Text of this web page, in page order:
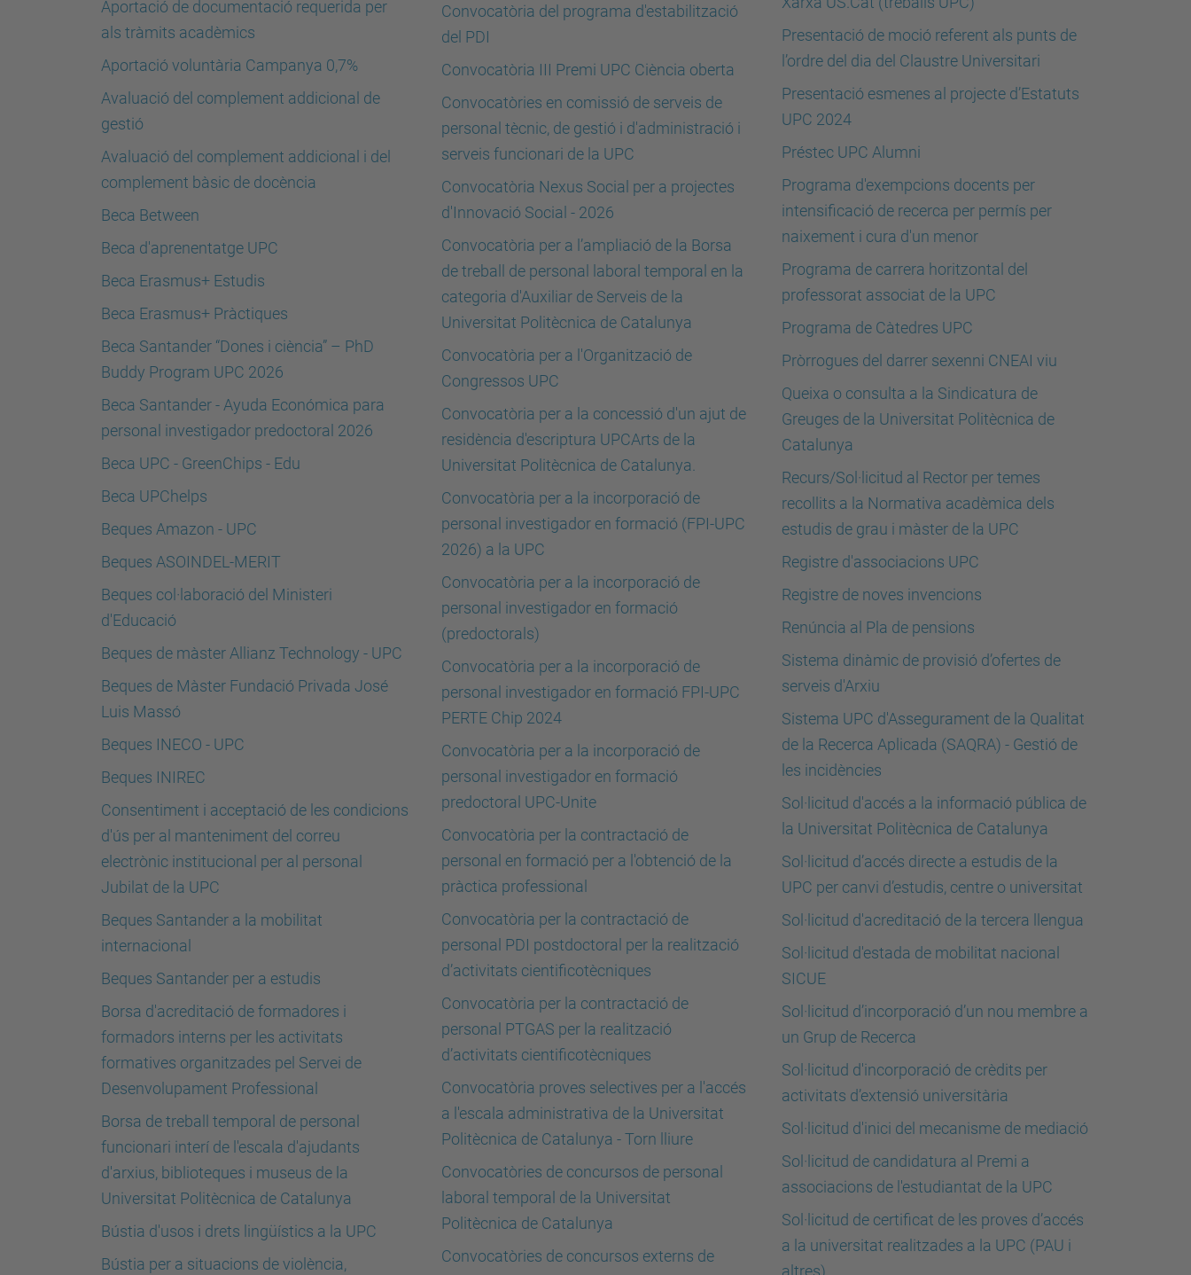
Aportació de documentació requerida per
als tràmits acadèmics
Aportació voluntària Campanya 0,7%
Avaluació del complement addicional de
gestió
Avaluació del complement addicional i del
complement bàsic de docència
Beca Between
Beca d'aprenentatge UPC
Beca Erasmus+ Estudis
Beca Erasmus+ Pràctiques
Beca Santander “Dones i ciència” – PhD
Buddy Program UPC 2026
Beca Santander - Ayuda Económica para
personal investigador predoctoral 2026
Beca UPC - GreenChips - Edu
Beca UPChelps
Beques Amazon - UPC
Beques ASOINDEL-MERIT
Beques col·laboració del Ministeri
d'Educació
Beques de màster Allianz Technology - UPC
Beques de Màster Fundació Privada José
Luis Massó
Beques INECO - UPC
Beques INIREC
Consentiment i acceptació de les condicions
d'ús per al manteniment del correu
electrònic institucional per al personal
Jubilat de la UPC
Beques Santander a la mobilitat
internacional
Beques Santander per a estudis
Borsa d'acreditació de formadores i
formadors interns per les activitats
formatives organitzades pel Servei de
Desenvolupament Professional
Borsa de treball temporal de personal
funcionari interí de l'escala d'ajudants
d'arxius, biblioteques i museus de la
Universitat Politècnica de Catalunya
Bústia d'usos i drets lingüístics a la UPC
Bústia per a situacions de violència,
Convocatòria del programa d'estabilització
del PDI
Convocatòria III Premi UPC Ciència oberta
Convocatòries en comissió de serveis de
personal tècnic, de gestió i d'administració i
serveis funcionari de la UPC
Convocatòria Nexus Social per a projectes
d'Innovació Social - 2026
Convocatòria per a l’ampliació de la Borsa
de treball de personal laboral temporal en la
categoria d'Auxiliar de Serveis de la
Universitat Politècnica de Catalunya
Convocatòria per a l'Organització de
Congressos UPC
Convocatòria per a la concessió d'un ajut de
residència d'escriptura UPCArts de la
Universitat Politècnica de Catalunya.
Convocatòria per a la incorporació de
personal investigador en formació (FPI-UPC
2026) a la UPC
Convocatòria per a la incorporació de
personal investigador en formació
(predoctorals)
Convocatòria per a la incorporació de
personal investigador en formació FPI-UPC
PERTE Chip 2024
Convocatòria per a la incorporació de
personal investigador en formació
predoctoral UPC-Unite
Convocatòria per la contractació de
personal en formació per a l'obtenció de la
pràctica professional
Convocatòria per la contractació de
personal PDI postdoctoral per la realització
d’activitats cientificotècniques
Convocatòria per la contractació de
personal PTGAS per la realització
d’activitats cientificotècniques
Convocatòria proves selectives per a l'accés
a l'escala administrativa de la Universitat
Politècnica de Catalunya - Torn lliure
Convocatòries de concursos de personal
laboral temporal de la Universitat
Politècnica de Catalunya
Convocatòries de concursos externs de
Presentació de moció referent als punts de
l’ordre del dia del Claustre Universitari
Presentació esmenes al projecte d’Estatuts
UPC 2024
Préstec UPC Alumni
Programa d'exempcions docents per
intensificació de recerca per permís per
naixement i cura d'un menor
Programa de carrera horitzontal del
professorat associat de la UPC
Programa de Càtedres UPC
Pròrrogues del darrer sexenni CNEAI viu
Queixa o consulta a la Sindicatura de
Greuges de la Universitat Politècnica de
Catalunya
Recurs/Sol·licitud al Rector per temes
recollits a la Normativa acadèmica dels
estudis de grau i màster de la UPC
Registre d'associacions UPC
Registre de noves invencions
Renúncia al Pla de pensions
Sistema dinàmic de provisió d’ofertes de
serveis d'Arxiu
Sistema UPC d'Assegurament de la Qualitat
de la Recerca Aplicada (SAQRA) - Gestió de
les incidències
Sol·licitud d'accés a la informació pública de
la Universitat Politècnica de Catalunya
Sol·licitud d’accés directe a estudis de la
UPC per canvi d’estudis, centre o universitat
Sol·licitud d'acreditació de la tercera llengua
Sol·licitud d'estada de mobilitat nacional
SICUE
Sol·licitud d’incorporació d’un nou membre a
un Grup de Recerca
Sol·licitud d'incorporació de crèdits per
activitats d’extensió universitària
Sol·licitud d'inici del mecanisme de mediació
Sol·licitud de candidatura al Premi a
associacions de l'estudiantat de la UPC
Sol·licitud de certificat de les proves d’accés
a la universitat realitzades a la UPC (PAU i
altres)